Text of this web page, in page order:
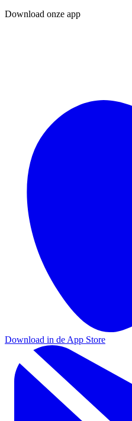
Download onze app
Download in de App Store